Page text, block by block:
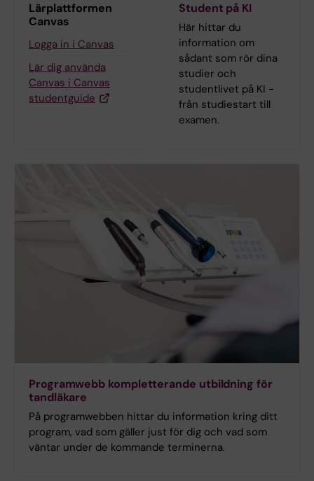
Lärplattformen
Canvas
Logga in i Canvas
Lär dig använda
Canvas i Canvas
studentguide
Student på KI
Här hittar du
information om
sådant som rör dina
studier och
studentlivet på KI -
från studiestart till
examen.
Programwebb kompletterande utbildning för
tandläkare
På programwebben hittar du information kring ditt
program, vad som gäller just för dig och vad som
väntar under de kommande terminerna.